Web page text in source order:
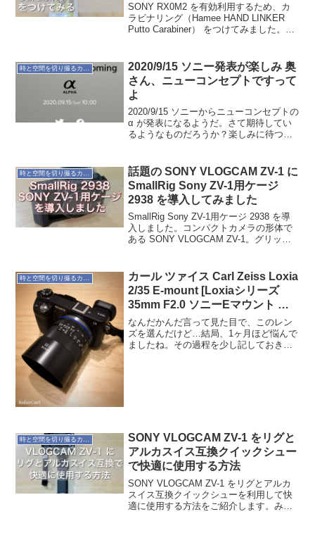
SONY RX0M2 を有効利用するため、カ
ラビナリング（Hamee HAND LINKER
Putto Carabiner） をつけてみました。↓
みます。最近ストラ...
2020/9/15 ソニー発表が楽しみ 奥
さん、ニューコンセプトですって
よ
2020/9/15 ソニーからニューコンセプトの
α が発表になるようだ。さて期待してい
るようなものだろうか？楽しみに待つと
話題の SONY VLOGCAM ZV-1 に
SmallRig Sony ZV-1用ケージ
2938 を導入してみました
SmallRig Sony ZV-1用ケージ 2938 を導
入しました。コンパクトカメラの形体で
ある SONY VLOGCAM ZV-1。グリップ
のケージを試...
時と空間を切り撮るカメラ
カール ツァイス Carl Zeiss Loxia
2/35 E-mount [Loxiaシリーズ
35mm F2.0 ソニーEマウント フ
ルサイズ対応 マニュアルフォー
カスレンズ] 購入記
なんだかんだ言って見た目で、このレン
ズを選んだけど…結局、1ヶ月ほど悩んで
ましたね。その過程を少し記しておきま
時と空間を切り撮るカメラ
SONY VLOGCAM ZV-1 をリグと
アルカスイス互換クイックシュー
で快適に使用する方法
SONY VLOGCAM ZV-1 をリグとアルカ
スイス互換クイックシューを利用して快
適に使用する方法をご紹介します。みな